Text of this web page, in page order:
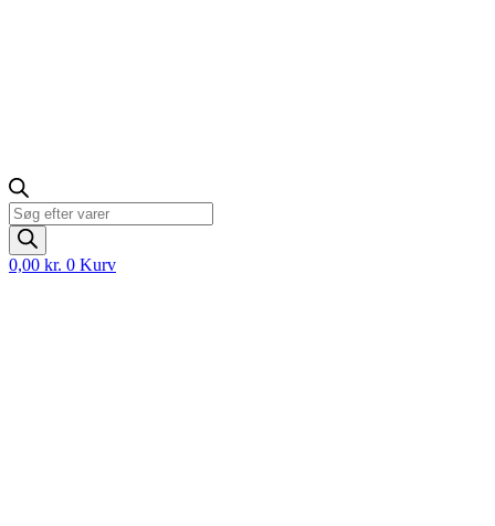
Products
search
0,00 kr. 0 Kurv